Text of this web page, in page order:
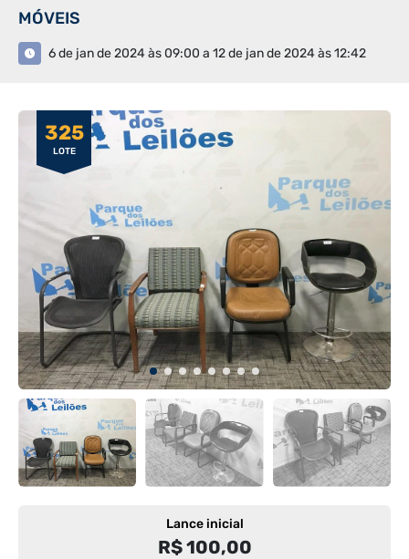
MÓVEIS
6 de jan de 2024 às 09:00 a 12 de jan de 2024 às 12:42
325
LOTE
Lance inicial
R$ 100,00